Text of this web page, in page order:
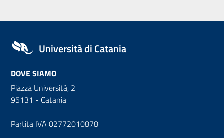
Università di Catania
DOVE SIAMO
Piazza Università, 2
95131 - Catania
Partita IVA 02772010878